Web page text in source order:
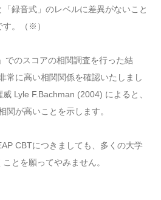
録音式」のレベルに差異がないこと
す。（※）
のスコアの相関調査を行った結
常に高い相関関係を確認いたしまし
Lyle F.Bachman (2004) によると、
関が高いことを示します。
CBTにつきましても、多くの大学
とを願ってやみません。